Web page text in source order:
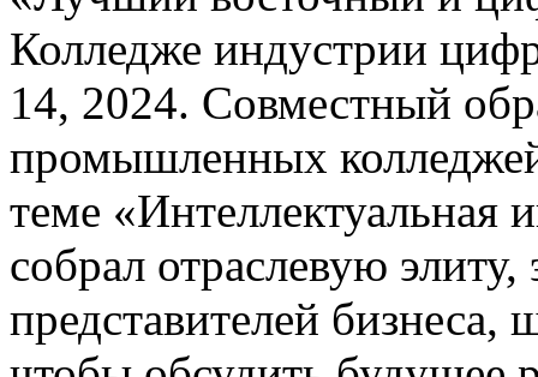
Колледже индустрии
14, 2024. Совместный
промышленных
теме «Интеллектуальная
собрал отраслевую
представителей бизнеса,